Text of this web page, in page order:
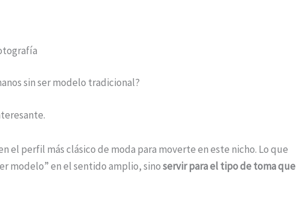
sin ser modelo tradicional?
el perfil más clásico de moda para moverte en este nicho. Lo que
modelo” en el sentido amplio, sinoservir para el tipo de toma que